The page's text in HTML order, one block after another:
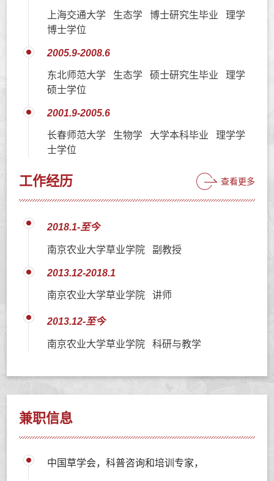
上海交通大学 生态学 博士研究生毕业 理学
博士学位
2005.9-2008.6
东北师范大学 生态学 硕士研究生毕业 理学
硕士学位
2001.9-2005.6
长春师范大学 生物学 大学本科毕业 理学学
士学位
工作经历 查看更多
2018.1-至今
南京农业大学草业学院 副教授
2013.12-2018.1
南京农业大学草业学院 讲师
2013.12-至今
南京农业大学草业学院 科研与教学
兼职信息
中国草学会，科普咨询和培训专家，